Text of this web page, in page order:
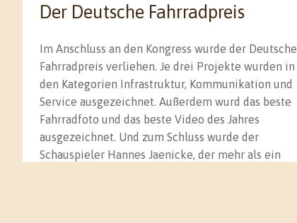
Der Deutsche Fahrradpreis
Im Anschluss an den Kongress wurde der Deutsche
Fahrradpreis verliehen. Je drei Projekte wurden in
den Kategorien Infrastruktur, Kommunikation und
Service ausgezeichnet. Außerdem wurd das beste
Fahrradfoto und das beste Video des Jahres
ausgezeichnet. Und zum Schluss wurde der
Schauspieler Hannes Jaenicke, der mehr als ein